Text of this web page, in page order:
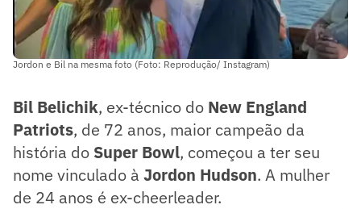
Jordon e Bil na mesma foto (Foto: Reprodução/ Instagram)
Bil Belichik, ex-técnico do New England
Patriots, de 72 anos, maior campeão da
história do Super Bowl, começou a ter seu
nome vinculado à Jordon Hudson. A mulher
de 24 anos é ex-cheerleader.